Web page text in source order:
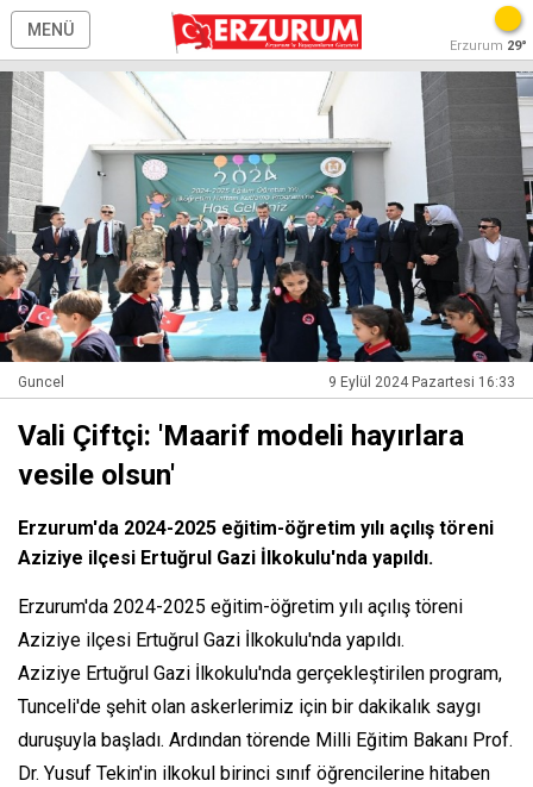
MENÜ
Erzurum 29°
Guncel 9 Eylül 2024 Pazartesi 16:33
Vali Çiftçi: 'Maarif modeli hayırlara
vesile olsun'
Erzurum'da 2024-2025 eğitim-öğretim yılı açılış töreni
Aziziye ilçesi Ertuğrul Gazi İlkokulu'nda yapıldı.
Erzurum'da 2024-2025 eğitim-öğretim yılı açılış töreni
Aziziye ilçesi Ertuğrul Gazi İlkokulu'nda yapıldı.
Aziziye Ertuğrul Gazi İlkokulu'nda gerçekleştirilen program,
Tunceli'de şehit olan askerlerimiz için bir dakikalık saygı
duruşuyla başladı. Ardından törende Milli Eğitim Bakanı Prof.
Dr. Yusuf Tekin'in ilkokul birinci sınıf öğrencilerine hitaben